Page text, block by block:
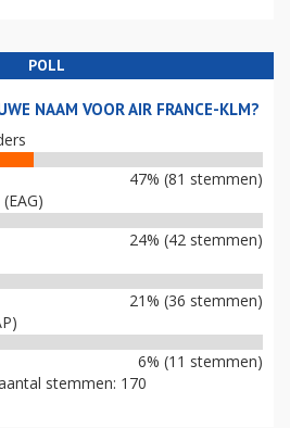
POLL
NAAM VOOR AIR FRANCE-KLM?
47% (81 stemmen)
24% (42 stemmen)
21% (36 stemmen)
6% (11 stemmen)
stemmen: 170